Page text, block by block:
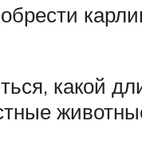
какой